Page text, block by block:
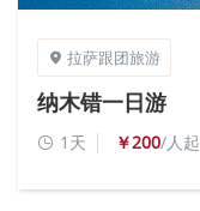
 拉萨跟团旅游
纳木错一日游
 1天 ￥200/人起